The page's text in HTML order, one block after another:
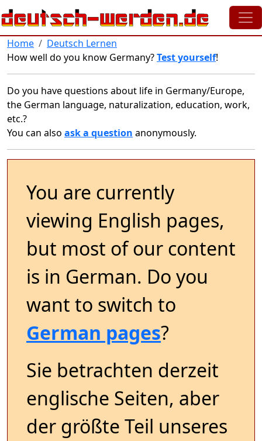
Skip to main content
Home
Deutsch Lernen
How well do you know Germany?Test yourself!
Do you have questions about life in Germany/Europe,
the German language, naturalization, education, work,
etc.?
You can also ask a question anonymously.
You are currently
viewing English pages,
but most of our content
is in German. Do you
want to switch to
German pages?
Sie betrachten derzeit
englische Seiten, aber
der größte Teil unseres